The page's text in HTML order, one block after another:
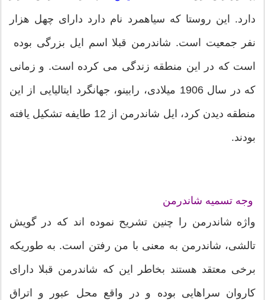
دارد. این روستا که سیاهمرد نام دارد دارای چهل هزار
نفر جمعیت است. شاندرمن قبلا اسم ایل بزرگی بوده
است که در این منطقه زندگی می کرده است. و زمانی
که در سال 1906 میلادی، رابینو، جهانگرد ایتالیایی از این
منطقه دیدن کرد، ایل شاندرمن از 12 طایفه تشکیل یافته
بودند.
وجه تسمیه شاندرمن
واژه شاندرمن را چنین تشریح نموده اند که در گویش
تالشی، شاندرمن به معنی با من رفتن است. به طوریکه
برخی معتقد هستند بخاطر این که شاندرمن قبلا دارای
کاروان سراهایی بوده و در واقع محل عبور و اتراق